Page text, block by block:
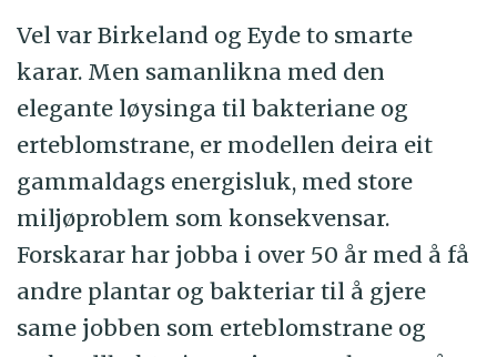
Vel var Birkeland og Eyde to smarte
karar. Men samanlikna med den
elegante løysinga til bakteriane og
erteblomstrane, er modellen deira eit
gammaldags energisluk, med store
miljøproblem som konsekvensar.
Forskarar har jobba i over 50 år med å få
andre plantar og bakteriar til å gjere
same jobben som erteblomstrane og